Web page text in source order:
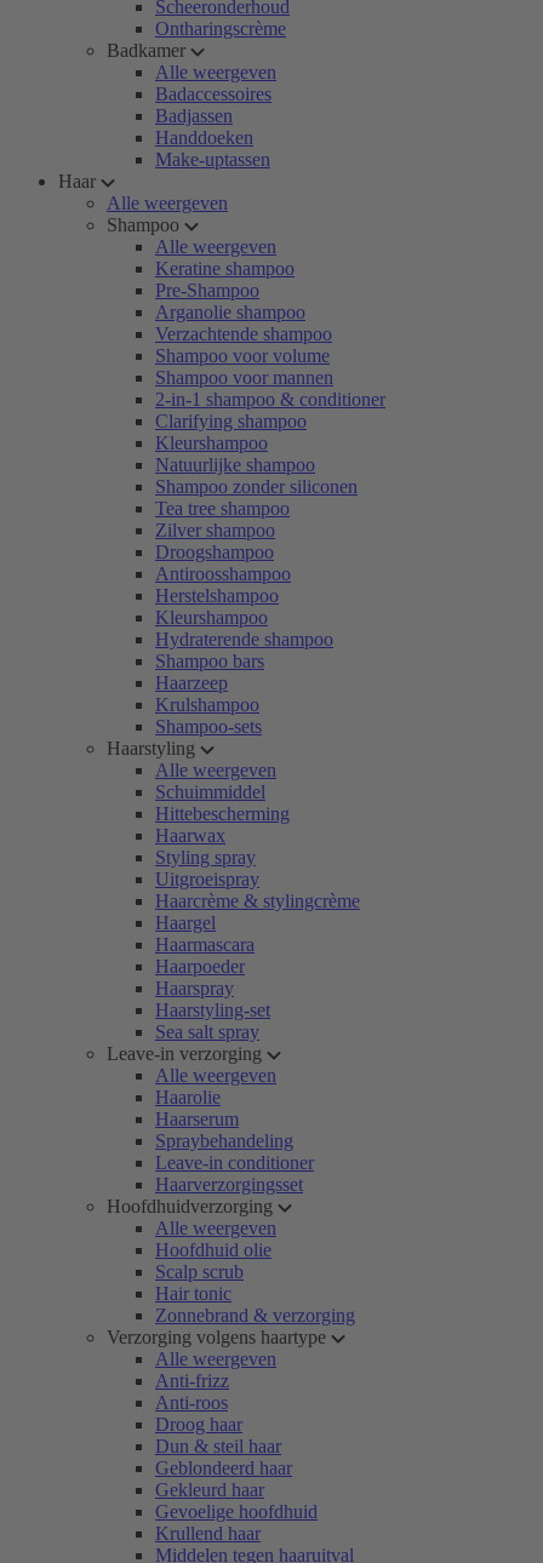
Scheeronderhoud
Ontharingscrème
Badkamer
Alle weergeven
Badaccessoires
Badjassen
Handdoeken
Make-uptassen
Haar
Alle weergeven
Shampoo
Alle weergeven
Keratine shampoo
Pre-Shampoo
Arganolie shampoo
Verzachtende shampoo
Shampoo voor volume
Shampoo voor mannen
2-in-1 shampoo & conditioner
Clarifying shampoo
Kleurshampoo
Natuurlijke shampoo
Shampoo zonder siliconen
Tea tree shampoo
Zilver shampoo
Droogshampoo
Antiroosshampoo
Herstelshampoo
Kleurshampoo
Hydraterende shampoo
Shampoo bars
Haarzeep
Krulshampoo
Shampoo-sets
Haarstyling
Alle weergeven
Schuimmiddel
Hittebescherming
Haarwax
Styling spray
Uitgroeispray
Haarcrème & stylingcrème
Haargel
Haarmascara
Haarpoeder
Haarspray
Haarstyling-set
Sea salt spray
Leave-in verzorging
Alle weergeven
Haarolie
Haarserum
Spraybehandeling
Leave-in conditioner
Haarverzorgingsset
Hoofdhuidverzorging
Alle weergeven
Hoofdhuid olie
Scalp scrub
Hair tonic
Zonnebrand & verzorging
Verzorging volgens haartype
Alle weergeven
Anti-frizz
Anti-roos
Droog haar
Dun & steil haar
Geblondeerd haar
Gekleurd haar
Gevoelige hoofdhuid
Krullend haar
Middelen tegen haaruitval